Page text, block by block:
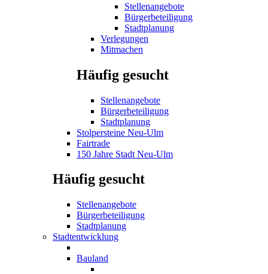
Stellenangebote
Bürgerbeteiligung
Stadtplanung
Verlegungen
Mitmachen
Häufig gesucht
Stellenangebote
Bürgerbeteiligung
Stadtplanung
Stolpersteine Neu-Ulm
Fairtrade
150 Jahre Stadt Neu-Ulm
Häufig gesucht
Stellenangebote
Bürgerbeteiligung
Stadtplanung
Stadtentwicklung
Bauland